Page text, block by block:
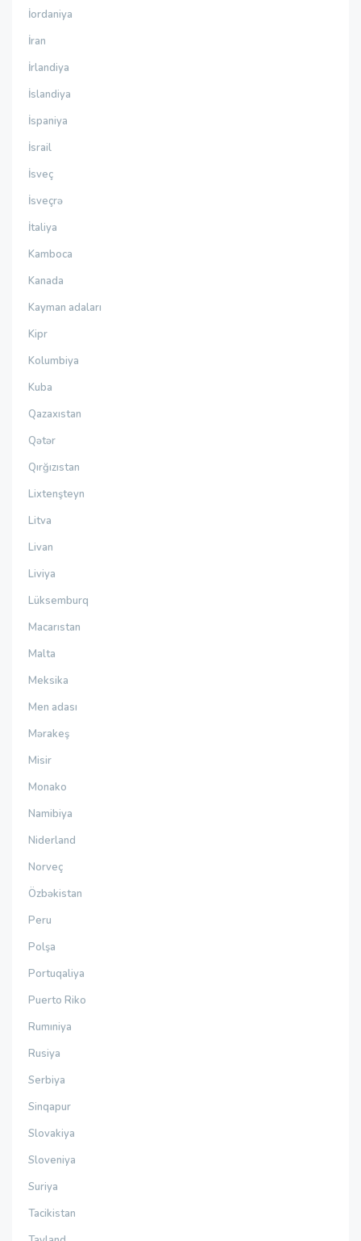
İordaniya
İran
İrlandiya
İslandiya
İspaniya
İsrail
İsveç
İsveçrə
İtaliya
Kamboca
Kanada
Kayman adaları
Kipr
Kolumbiya
Kuba
Qazaxıstan
Qətər
Qırğızıstan
Lixtenşteyn
Litva
Livan
Liviya
Lüksemburq
Macarıstan
Malta
Meksika
Men adası
Mərakeş
Misir
Monako
Namibiya
Niderland
Norveç
Özbəkistan
Peru
Polşa
Portuqaliya
Puerto Riko
Rumıniya
Rusiya
Serbiya
Sinqapur
Slovakiya
Sloveniya
Suriya
Tacikistan